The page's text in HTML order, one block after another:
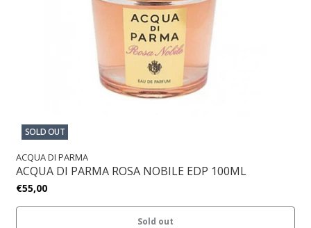
SOLD OUT
ACQUA DI PARMA
ACQUA DI PARMA ROSA NOBILE EDP 100ML
€55,00
Sold out